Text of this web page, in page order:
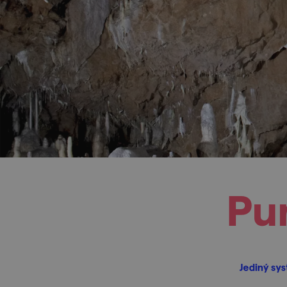
Jediný